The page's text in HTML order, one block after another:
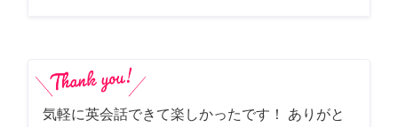
気軽に英会話できて楽しかったです！ ありがと